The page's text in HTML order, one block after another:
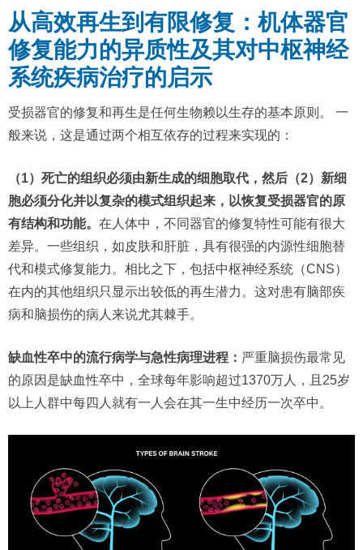
从高效再生到有限修复：机体器官
修复能力的异质性及其对中枢神经
系统疾病治疗的启示
受损器官的修复和再生是任何生物赖以生存的基本原则。 一
般来说，这是通过两个相互依存的过程来实现的：
（1）死亡的组织必须由新生成的细胞取代，然后（2）新细
胞必须分化并以复杂的模式组织起来，以恢复受损器官的原
有结构和功能。 在人体中，不同器官的修复特性可能有很大
差异。一些组织，如皮肤和肝脏，具有很强的内源性细胞替
代和模式修复能力。相比之下，包括中枢神经系统（CNS）
在内的其他组织只显示出较低的再生潜力。这对患有脑部疾
病和脑损伤的病人来说尤其棘手。
缺血性卒中的流行病学与急性病理进程： 严重脑损伤最常见
的原因是缺血性卒中，全球每年影响超过1370万人，且25岁
以上人群中每四人就有一人会在其一生中经历一次卒中。